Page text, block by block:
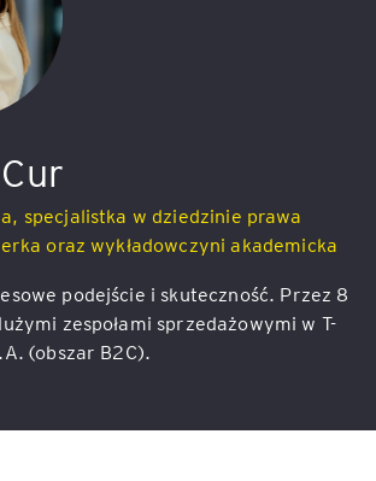
specjalistka w dziedzinie prawa
oraz wykładowczyni akademicka
podejście i skuteczność. Przez 8
zespołami sprzedażowymi w T-
(obszar B2C).